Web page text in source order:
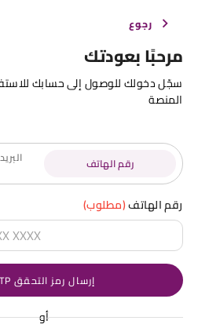
رجوع
مرحبًا بعودتك
سجّل دخولك للوصول إلى حسابك
المنصة
رقم الهاتف
رقم الهاتف(مطلوب)
إرسال رمز التحقق OTP
أو